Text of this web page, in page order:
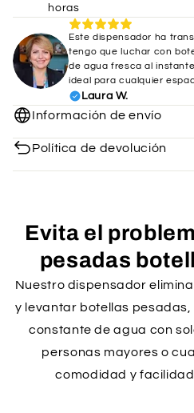
horas
Este dispensador ha
tengo que luchar con
de agua fresca al
ideal para cualquier
Laura W.
Información de envío
Política de devolución
Evita el
pesadas
Nuestro dispensador
y levantar botellas
constante de agua con
personas mayores o
comodidad y facilidad